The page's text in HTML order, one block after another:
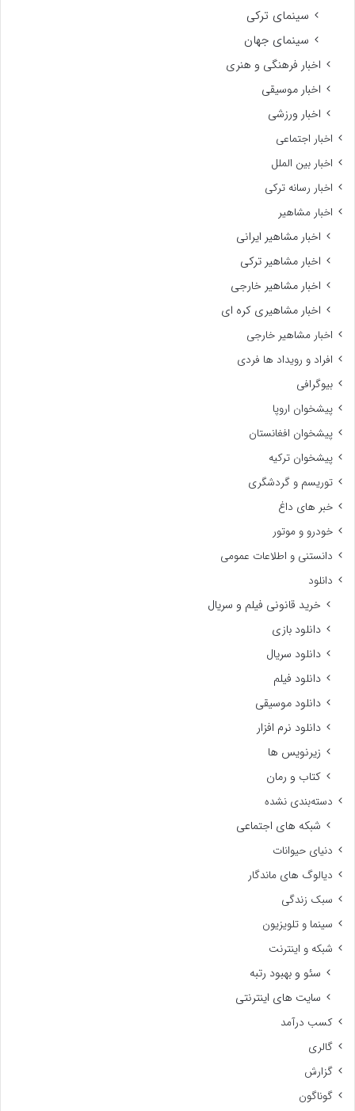
سینمای ترکی
سینمای جهان
اخبار فرهنگی و هنری
اخبار موسیقی
اخبار ورزشی
اخبار اجتماعی
اخبار بین الملل
اخبار رسانه ترکی
اخبار مشاهیر
اخبار مشاهیر ایرانی
اخبار مشاهیر ترکی
اخبار مشاهیر خارجی
اخبار مشاهیری کره ای
اخبار مشاهیر خارجی
افراد و رویداد ها فردی
بیوگرافی
پیشخوان اروپا
پیشخوان افغانستان
پیشخوان ترکیه
توریسم و گردشگری
خبر های داغ
خودرو و موتور
دانستنی و اطلاعات عمومی
دانلود
خرید قانونی فیلم و سریال
دانلود بازی
دانلود سریال
دانلود فیلم
دانلود موسیقی
دانلود نرم افزار
زیرنویس ها
کتاب و رمان
دسته‌بندی نشده
شبکه های اجتماعی
دنیای حیوانات
دیالوگ های ماندگار
سبک زندگی
سینما و تلویزیون
شبکه و اینترنت
سئو و بهبود رتبه
سایت های اینترنتی
کسب درآمد
گالری
گزارش
گوناگون